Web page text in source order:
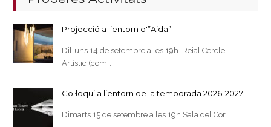
Projecció a l’entorn d'”Aida”
Dilluns 14 de setembre a les 19h Reial Cercle
Artístic (com…
Col·loqui a l’entorn de la temporada 2026-2027
Dimarts 15 de setembre a les 19h Sala del Cor…